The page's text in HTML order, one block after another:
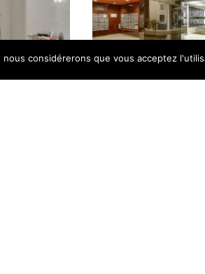
considérerons que vous acceptez